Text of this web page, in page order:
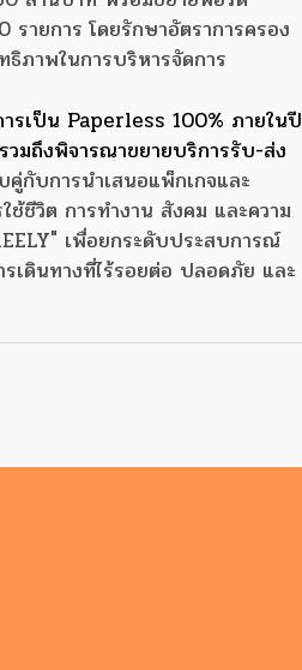
ายการ โดยรักษาอัตราการครอง
ภาพในการบริหารจัดการ
เป็น Paperless 100% ภายในปี
มถึงพิจารณาขยายบริการรับ-ส่ง
คู่กับการนำเสนอแพ็กเกจและ
ชีวิต การทำงาน สังคม และความ
เพื่อยกระดับประสบการณ์
เดินทางที่ไร้รอยต่อ ปลอดภัย และ